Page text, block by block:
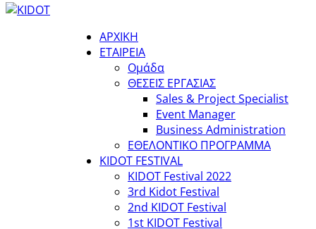
ΑΡΧΙΚΗ
ΕΤΑΙΡΕΙΑ
Ομάδα
ΘΕΣΕΙΣ ΕΡΓΑΣΙΑΣ
Sales & Project Specialist
Event Manager
Business Administration
ΕΘΕΛΟΝΤΙΚΟ ΠΡΟΓΡΑΜΜΑ
KIDOT FESTIVAL
KIDOT Festival 2022
3rd Kidot Festival
2nd KIDOT Festival
1st KIDOT Festival